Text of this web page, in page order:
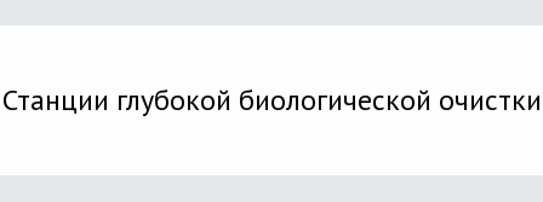
Станции глубокой биологической очистки